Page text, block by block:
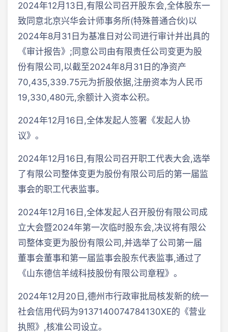
2024年12月13日,有限公司召开股东会,全体股东一
致同意北京兴华会计师事务所(特殊普通合伙)以
2024年8月31日为基准日对公司进行审计并出具的
《审计报告》;同意公司由有限责任公司变更为股
份有限公司,以截至2024年8月31日的净资产
70,435,339.75元为折股依据,注册资本为人民币
19,330,480元,余额计入资本公积。
2024年12月16日,全体发起人签署《发起人协
议》。
2024年12月16日,有限公司召开职工代表大会,选举
了有限公司整体变更为股份有限公司后的第一届监
事会的职工代表监事。
2024年12月16日,全体发起人召开股份有限公司成
立大会暨2024年第一次临时股东会,决议将有限公
司整体变更为股份有限公司,并选举了公司第一届
董事会董事和第一届监事会股东代表监事,通过了
《山东德信羊绒科技股份有限公司章程》。
2024年12月20日,德州市行政审批局核发新的统一
社会信用代码为9137140074784130XE的《营业
执照》,核准公司设立。